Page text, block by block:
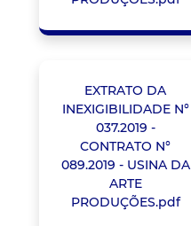
EXTRATO DA
INEXIGIBILIDADE N°
037.2019 -
CONTRATO N°
089.2019 - USINA DA
ARTE
PRODUÇÕES.pdf